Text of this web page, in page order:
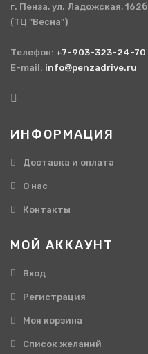
г. Пенза, ул. Ладожская, 162б
(ТЦ "Весна")
Телефон: +7-903-323-24-70
E-mail: info@penzadrive.ru
ИНФОРМАЦИЯ
Доставка и оплата
О нас
Контакты
МОЙ АККАУНТ
Вход
Регистрация
Моя корзина
Cписок желаний